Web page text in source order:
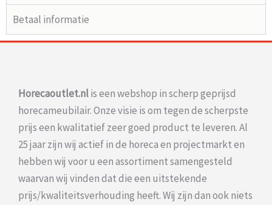
Betaal informatie
Horecaoutlet.nlis een webshop in scherp geprijsd
horecameubilair. Onze visie is om tegen de scherpste
prijs een kwalitatief zeer goed product te leveren. Al
25 jaar zijn wij actief in de horeca en projectmarkt en
hebben wij voor u een assortiment samengesteld
waarvan wij vinden dat die een uitstekende
prijs/kwaliteitsverhouding heeft. Wij zijn dan ook niets